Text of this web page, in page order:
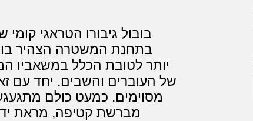
בובול גיבורו הטראגי
בתחנת המשטרה הצהיר
יותר לטובת הכלל במשאביו
של העוברים והשבים. יחד עם
מסוימים. כמעט כולם
מברשת קטיפה, מראת